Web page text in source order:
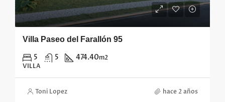
Villa Paseo del Farallón 95
5 5 474.40m2
VILLA
Toni Lopez hace 2 años